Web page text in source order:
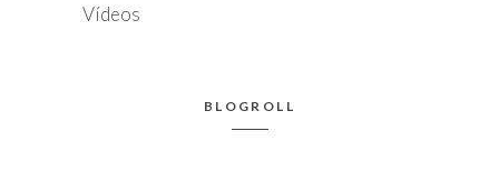
Vídeos
BLOGROLL